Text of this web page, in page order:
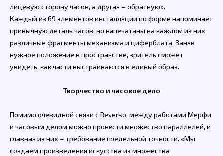
лицевую сторону часов, а другая – обратную».
Каждый из 69 элементов инсталляции по форме напоминает
привычную деталь часов, но напечатаны на каждом из них
различные фрагменты механизма и циферблата. Заняв
нужное положение в пространстве, зритель сможет
увидеть, как части выстраиваются в единый образ.
Творчество и часовое дело
Помимо очевидной связи с Reverso, между работами Мерфи
и часовым делом можно провести множество параллелей, и
главная из них – требование предельной точности. «Мы
создаем произведения искусства из множества